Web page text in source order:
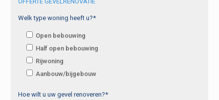
Welk type woning heeft u?*
Open bebouwing
Half open bebouwing
Rijwoning
Aanbouw/bijgebouw
Hoe wilt u uw gevel renoveren?*